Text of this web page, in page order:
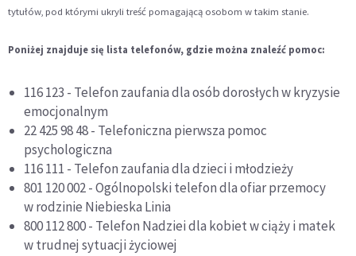
tytułów, pod którymi ukryli treść pomagającą osobom w takim stanie.
Poniżej znajduje się lista telefonów, gdzie można znaleźć pomoc:
116 123 - Telefon zaufania dla osób dorosłych w kryzysie
emocjonalnym
22 425 98 48 - Telefoniczna pierwsza pomoc
psychologiczna
116 111 - Telefon zaufania dla dzieci i młodzieży
801 120 002 - Ogólnopolski telefon dla ofiar przemocy
w rodzinie Niebieska Linia
800 112 800 - Telefon Nadziei dla kobiet w ciąży i matek
w trudnej sytuacji życiowej